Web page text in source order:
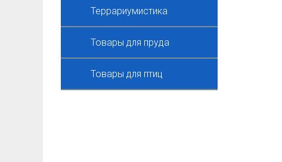
Террариумистика
Товары для пруда
Товары для птиц